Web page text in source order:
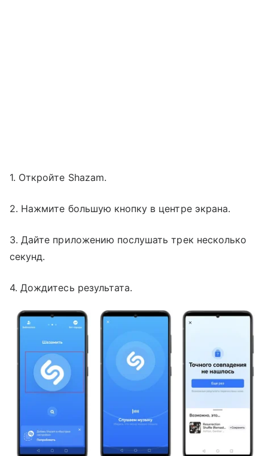
1. Откройте Shazam.
2. Нажмите большую кнопку в центре экрана.
3. Дайте приложению послушать трек несколько
секунд.
4. Дождитесь результата.